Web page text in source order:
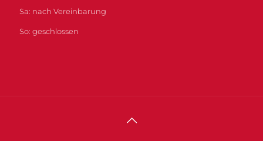
Sa: nach Vereinbarung
So: geschlossen